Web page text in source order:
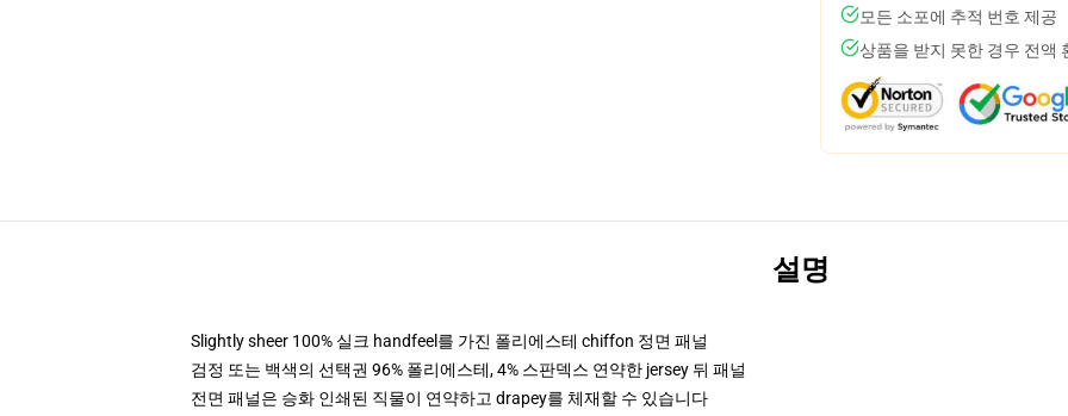
모든 소포에 추적 번호 제공
상품을 받지 못한 경우 전액
설명
Slightly sheer 100% 실크 handfeel를 가진 폴리에스테 chiffon 정면 패널
검정 또는 백색의 선택권 96% 폴리에스테, 4% 스판덱스 연약한 jersey 뒤 패널
전면 패널은 승화 인쇄된 직물이 연약하고 drapey를 체재할 수 있습니다